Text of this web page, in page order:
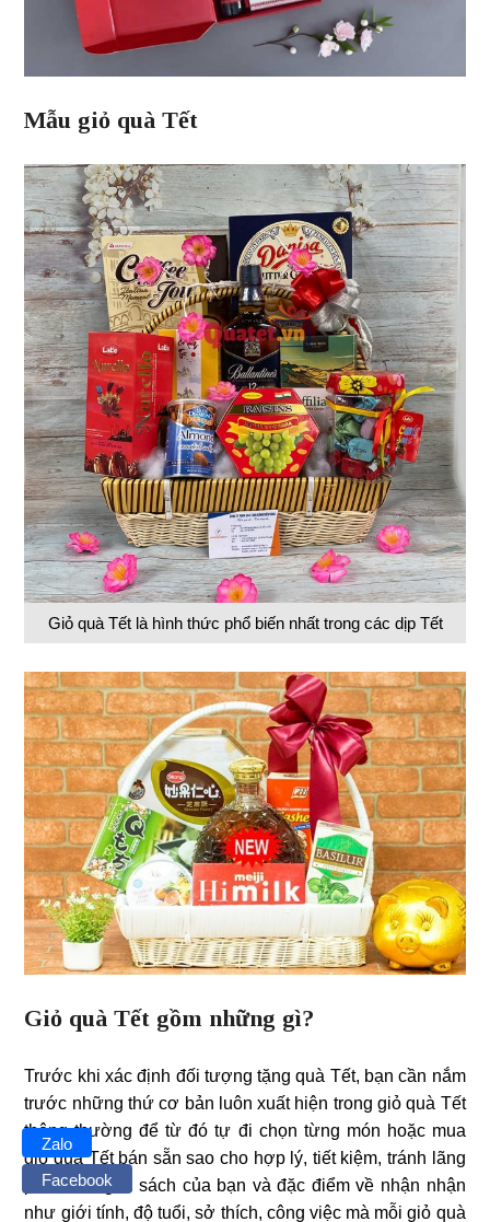
Mẫu giỏ quà Tết
Giỏ quà Tết là hình thức phổ biến nhất trong các dịp Tết
Giỏ quà Tết gồm những gì?
Trước khi xác định đối tượng tặng quà Tết, bạn cần nắm
trước những thứ cơ bản luôn xuất hiện trong giỏ quà Tết
thông thường để từ đó tự đi chọn từng món hoặc mua
giỏ quà Tết bán sẵn sao cho hợp lý, tiết kiệm, tránh lãng
phí. Với ngân sách của bạn và đặc điểm về nhận nhận
như giới tính, độ tuổi, sở thích, công việc mà mỗi giỏ quà
Zalo
Facebook